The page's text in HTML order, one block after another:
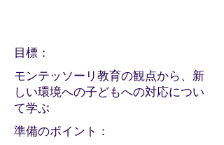
​目標：
モンテッソーリ教育の観点から、新
しい環境への子どもへの対応につい
て学ぶ
​準備のポイント：